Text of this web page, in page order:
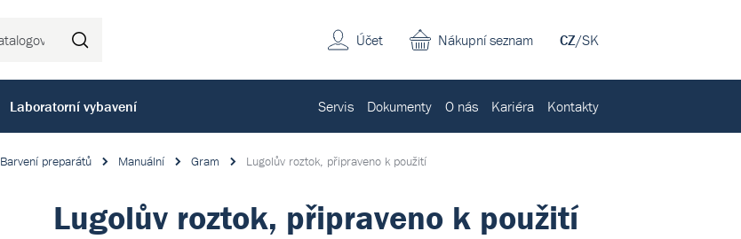
CZ/SK
Nákupní seznam
Účet
Laboratorní vybavení Servis Dokumenty O nás Kariéra Kontakty
Barvení preparátů Manuální Gram Lugolův roztok, připraveno k použití
Lugolův roztok, připraveno k použití